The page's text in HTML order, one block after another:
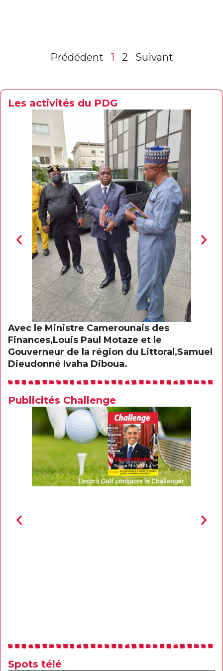
Prédédent 1 2 Suivant
Les activités du PDG
Avec le Ministre Camerounais des
Finances,Louis Paul Motaze et le
Gouverneur de la région du Littoral,Samuel
Dieudonné Ivaha Diboua.
Publicités Challenge
Spots télé